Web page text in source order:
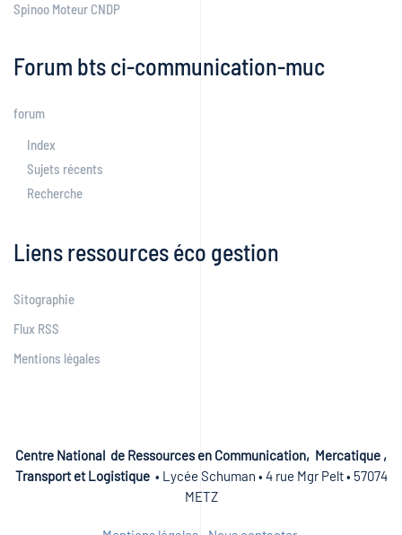
Spinoo Moteur CNDP
Forum bts ci-communication-muc
forum
Index
Sujets récents
Recherche
Liens ressources éco gestion
Sitographie
Flux RSS
Mentions légales
Centre National de Ressources en Communication, Mercatique ,
Transport et Logistique • Lycée Schuman • 4 rue Mgr Pelt • 57074
METZ